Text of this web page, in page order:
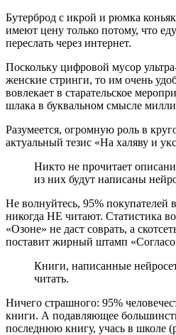
Бутерброд с икрой и рюмка
имеют цену только потому, что
переслать через интернет.
Поскольку цифровой мусор
женские стринги, то им очень
вовлекает в старательское
шлака в буквальном смысле
Разумеется, огромную роль в
актуальный тезис «На халяву и
Никто не прочитает
из них будут написаны
Не волнуйтесь, 95% покупателей
никогда НЕ читают. Статистика
«Озоне» не даст соврать, а
поставит жирный штамп
Книги, написанные
читать.
Ничего страшного: 95%
книги. А подавляющее
последнюю книгу, учась в школе